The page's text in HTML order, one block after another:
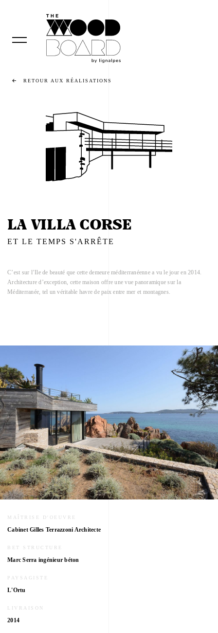
RETOUR AUX RÉALISATIONS
LA VILLA CORSE
ET LE TEMPS S'ARRÊTE
C’est sur l’Ile de beauté que cette demeure méditerranéenne a vu le jour en 2014.
Architecture d’exception, cette maison offre une vue panoramique sur la
Méditerranée, tel un véritable havre de paix entre mer et montagnes.
MAÎTRISE D'OEUVRE
Cabinet Gilles Terrazzoni Architecte
BET STRUCTURE
Marc Serra ingénieur béton
PAYSAGISTE
L'Ortu
LIVRAISON
2014